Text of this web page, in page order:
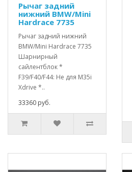
Рычаг задний
нижний BMW/Mini
Hardrace 7735
Рычаг задний нижний
BMW/Mini Hardrace 7735
Шарнирный
сайлентблок *
F39/F40/F44: Не для M35i
Xdrive *..
33360 руб.